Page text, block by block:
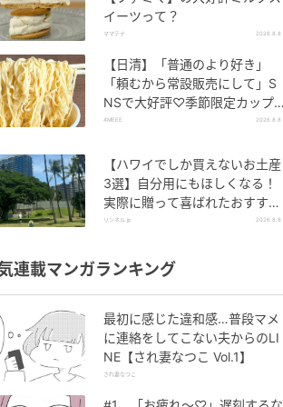
イーツって？
ママテナ 2026.8.8
【日清】「普通のより好き」
「頼むから常設販売にして」S
NSで大好評♡季節限定カップ
ヌードルが発売中！
4MEEE 2026.8.8
【ハワイでしか買えないお土産
3選】自分用にもほしくなる！
実際に贈って喜ばれたおすすめ
はこれ！
リンネル.jp 2026.8.8
連載マンガランキング
最初に感じた違和感…普段マメ
に連絡をしてこない夫からのLI
NE【され妻なつこ Vol.1】
され妻なつこ